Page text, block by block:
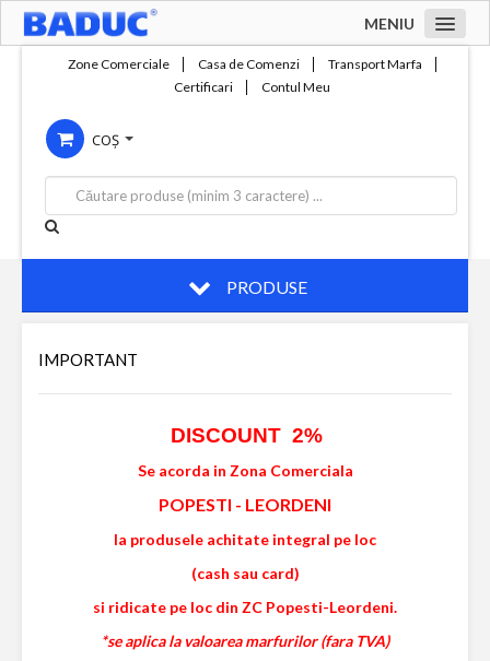
MENIU
Compania
Servicii
Productie
Contact
Zone Comerciale Casa de Comenzi
Transport Marfa
Certificari
Contul Meu
COȘ
PRODUSE
IMPORTANT
DISCOUNT 2%
Se acorda in Zona Comerciala
POPESTI - LEORDENI
la produsele achitate integral pe loc
(cash sau card)
si ridicate pe loc din ZC Popesti-Leordeni.
*se aplica la valoarea marfurilor (fara TVA)